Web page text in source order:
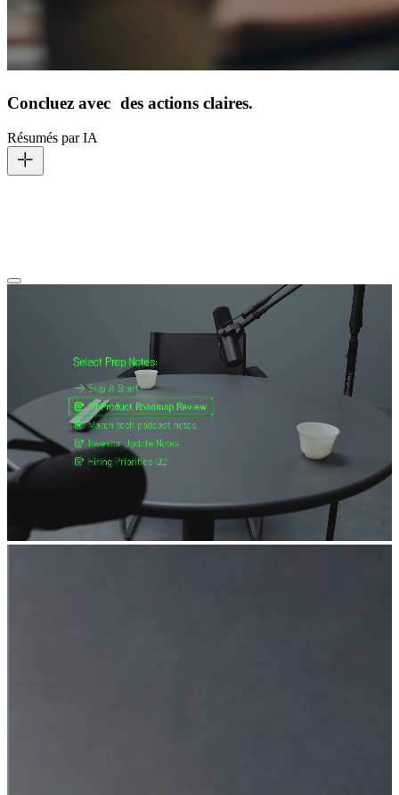
Concluez avec des actions claires.
Résumés par IA